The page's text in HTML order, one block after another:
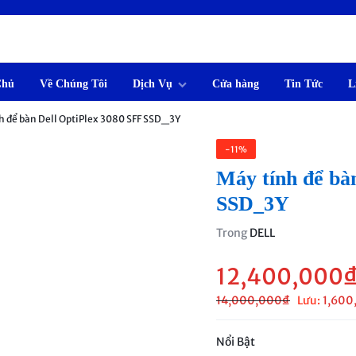
Về Chúng Tôi Dịch Vụ Cửa hàng Tin Tức
để bàn Dell OptiPlex 3080 SFF SSD_3Y
-11%
Máy tính để
SSD_3Y
TrongDELL
12,400,000
14,000,000₫ Lưu:
Nổi Bật